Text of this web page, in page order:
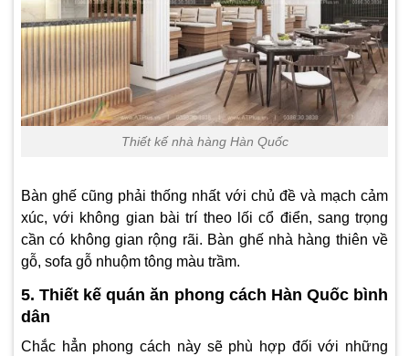
Thiết kế nhà hàng Hàn Quốc
Bàn ghế cũng phải thống nhất với chủ đề và mạch cảm
xúc, với không gian bài trí theo lối cổ điển, sang trọng
cần có không gian rộng rãi. Bàn ghế nhà hàng thiên về
gỗ, sofa gỗ nhuộm tông màu trầm.
5. Thiết kế quán ăn phong cách Hàn Quốc bình
dân
Chắc hẳn phong cách này sẽ phù hợp đối với những